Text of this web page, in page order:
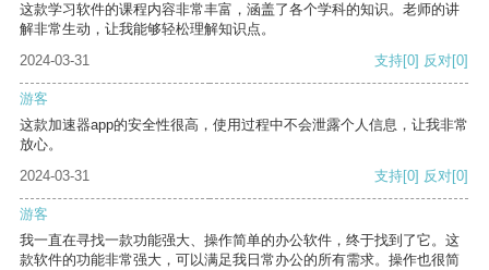
这款学习软件的课程内容非常丰富，涵盖了各个学科的知识。老师的讲
解非常生动，让我能够轻松理解知识点。
2024-03-31
支持[0] 反对[0]
游客
这款加速器app的安全性很高，使用过程中不会泄露个人信息，让我非常
放心。
2024-03-31
支持[0] 反对[0]
游客
我一直在寻找一款功能强大、操作简单的办公软件，终于找到了它。这
款软件的功能非常强大，可以满足我日常办公的所有需求。操作也很简